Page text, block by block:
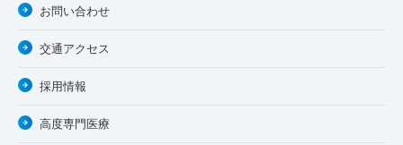
お問い合わせ
交通アクセス
採用情報
高度専門医療